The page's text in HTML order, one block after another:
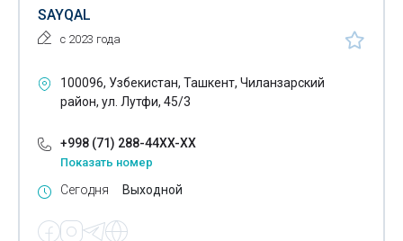
Контактные линзы
Косметическая продукция
Крышки пластиковые
Кухонная техника
Кухонные аксессуары
SAYQAL
с 2023 года
100096, Узбекистан, Ташкент, Чиланзарский
район, ул. Лутфи, 45/3
+998 (71) 288-44XX-XX
Показать номер
Сегодня Выходной